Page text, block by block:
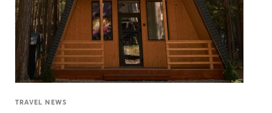
TRAVEL NEWS